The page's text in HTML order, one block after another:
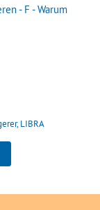
- F - Warum
LIBRA